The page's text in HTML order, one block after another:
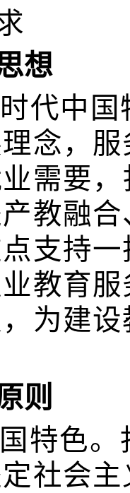
想
代中
念，
需要
教融
支持
教育
为建
则
特色。
社会